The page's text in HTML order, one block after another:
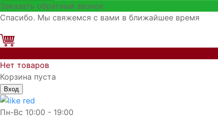
Заказать обратный звонок
Спасибо. Мы свяжемся с вами в ближайшее время
Нет товаров
Корзина пуста
Вход
Пн-Вс 10:00 - 19:00